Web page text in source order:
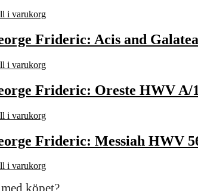
i varukorg
Frideric: Acis and
i varukorg
Frideric: Oreste HWV A/
i varukorg
Frideric: Messiah HWV
i varukorg